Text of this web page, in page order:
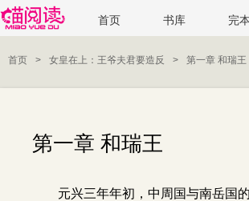
首页 书库 完本
首页 > 女皇在上：王爷夫君要造反 > 第一章 和瑞王
第一章 和瑞王
元兴三年年初，中周国与南岳国